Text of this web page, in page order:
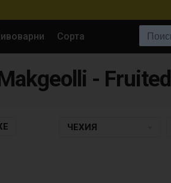
Сорта
- Fruited
ЧЕХИЯ